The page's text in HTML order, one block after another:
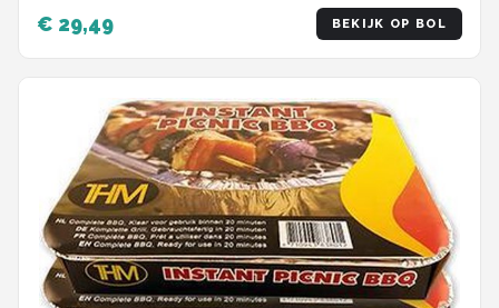
€ 29,49 BEKIJK OP BOL